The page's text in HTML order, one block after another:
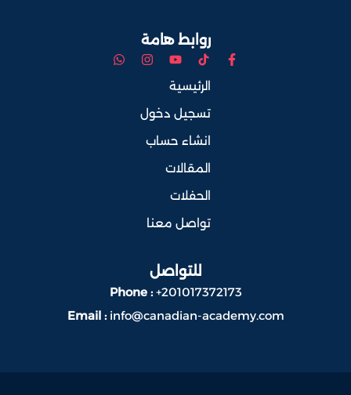
روابط هامة
الرئيسية
تسجيل دخول
انشاء حساب
المقالات
الحفلات
تواصل معنا
للتواصل
Phone :+201017372173
Email : info@canadian-academy.com